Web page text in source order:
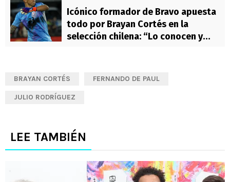
Icónico formador de Bravo apuesta
todo por Brayan Cortés en la
selección chilena: “Lo conocen y
BRAYAN CORTÉS FERNANDO DE PAUL
JULIO RODRÍGUEZ
LEE TAMBIÉN